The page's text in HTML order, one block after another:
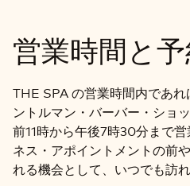
営業時間と
THE SPA の営業時間内であ
ントルマン・バーバー・ショ
前11時から午後7時30分まで
ネス・アポイントメントの前
れる機会として、いつでも訪